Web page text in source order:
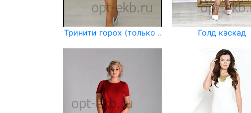
Тринити горох (только .. Голд каскад